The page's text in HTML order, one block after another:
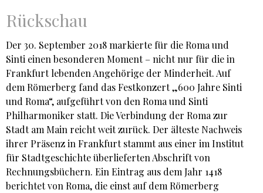
Rückschau
Der 30. September 2018 markierte für die Roma und
Sinti einen besonderen Moment – nicht nur für die in
Frankfurt lebenden Angehörige der Minderheit. Auf
dem Römerberg fand das Festkonzert „600 Jahre Sinti
und Roma“, aufgeführt von den Roma und Sinti
Philharmoniker statt. Die Verbindung der Roma zur
Stadt am Main reicht weit zurück. Der älteste Nachweis
ihrer Präsenz in Frankfurt stammt aus einer im Institut
für Stadtgeschichte überlieferten Abschrift von
Rechnungsbüchern. Ein Eintrag aus dem Jahr 1418
berichtet von Roma, die einst auf dem Römerberg